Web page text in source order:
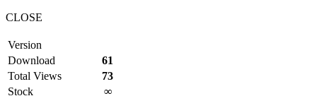
CLOSE
Version
Download
61
Total Views
73
Stock
∞